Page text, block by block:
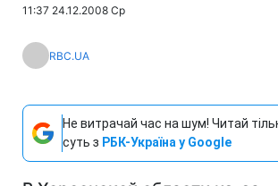
11:37 24.12.2008 Ср
RBC.UA
Не витрачай час на шум! Читай
суть з РБК-Україна у Google